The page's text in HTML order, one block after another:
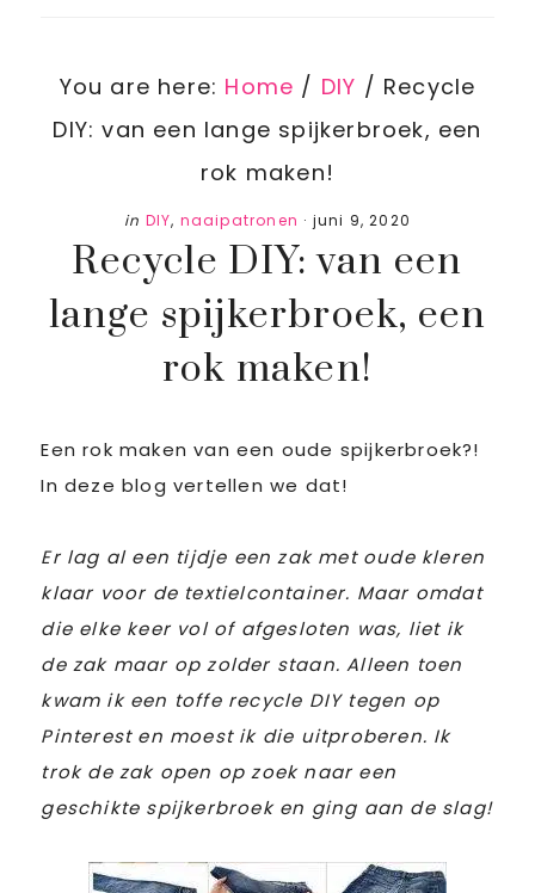
You are here: Home / DIY / Recycle
DIY: van een lange spijkerbroek, een
rok maken!
in DIY, naaipatronen · juni 9, 2020
Recycle DIY: van een
lange spijkerbroek, een
rok maken!
Een rok maken van een oude spijkerbroek?!
In deze blog vertellen we dat!
Er lag al een tijdje een zak met oude kleren
klaar voor de textielcontainer. Maar omdat
die elke keer vol of afgesloten was, liet ik
de zak maar op zolder staan. Alleen toen
kwam ik een toffe recycle DIY tegen op
Pinterest en moest ik die uitproberen. Ik
trok de zak open op zoek naar een
geschikte spijkerbroek en ging aan de slag!